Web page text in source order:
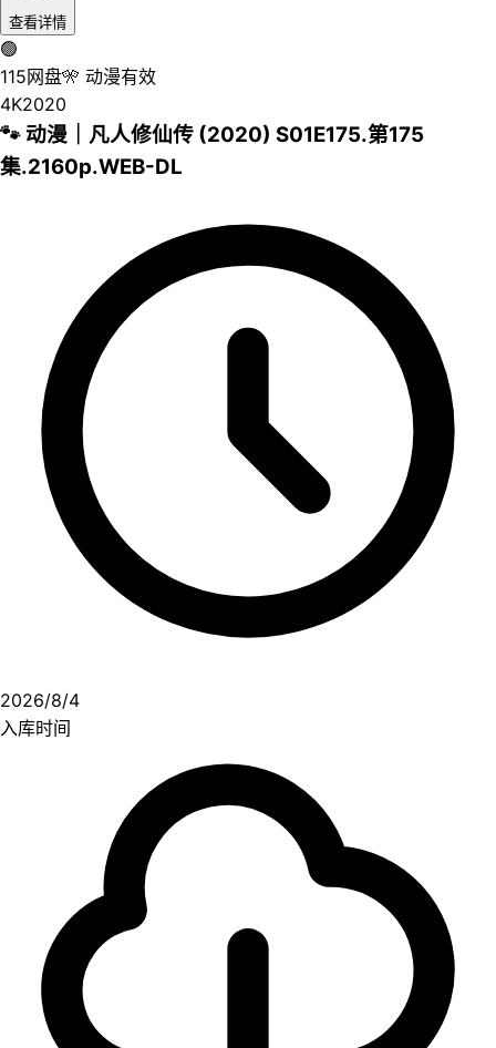
查看详情
🟢
115网盘🎌 动漫有效
4K2020
🐾 动漫｜凡人修仙传 (2020) S01E175.第175
集.2160p.WEB-DL
2026/8/4
入库时间